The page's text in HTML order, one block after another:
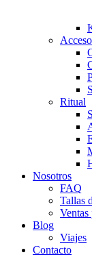
Ritual
Nosotros
FAQ
Tallas
Blog
Viajes
Contacto